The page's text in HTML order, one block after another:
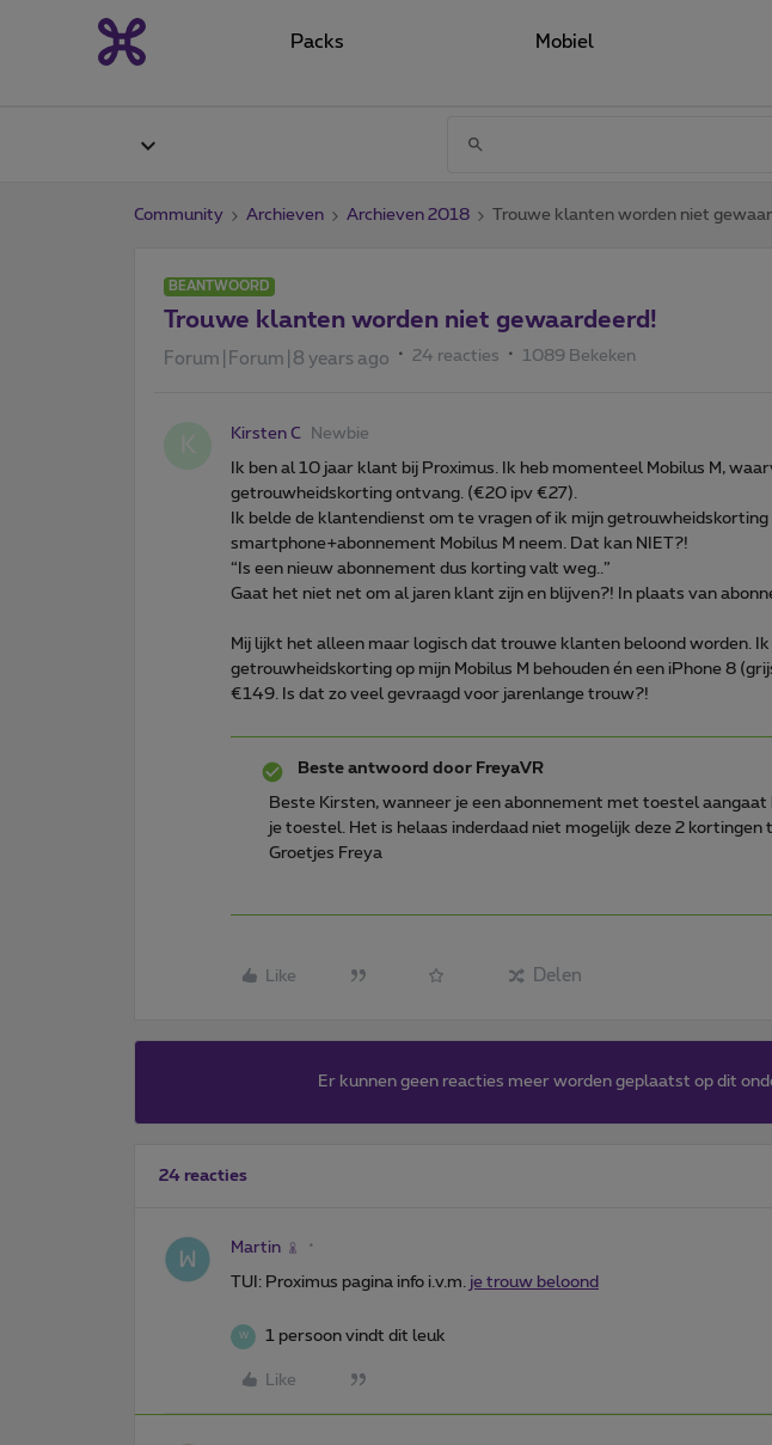
Packs Mobiel
Community Archieven Archieven 2018 Trouwe klanten worden niet
BEANTWOORD
Trouwe klanten worden niet gewaardeerd!
Forum|Forum|8 years ago 24 reacties 1089 Bekeken
Kirsten C Newbie
Ik ben al 10 jaar klant bij Proximus. Ik heb momenteel Mobilus M,
getrouwheidskorting ontvang. (€20 ipv €27).
Ik belde de klantendienst om te vragen of ik mijn getrouwheidskorting
smartphone+abonnement Mobilus M neem. Dat kan NIET?!
“Is een nieuw abonnement dus korting valt weg..”
Gaat het niet net om al jaren klant zijn en blijven?! In plaats van
Mij lijkt het alleen maar logisch dat trouwe klanten beloond worden.
getrouwheidskorting op mijn Mobilus M behouden én een iPhone 8
€149. Is dat zo veel gevraagd voor jarenlange trouw?!
Beste antwoord door FreyaVR
Beste Kirsten, wanneer je een abonnement met toestel aangaat
je toestel. Het is helaas inderdaad niet mogelijk deze 2 kortingen
Groetjes Freya
Like Delen
Er kunnen geen reacties meer worden geplaatst op dit
24 reacties
Martin
TUI: Proximus pagina info i.v.m. je trouw beloond
W 1 persoon vindt dit leuk
Like